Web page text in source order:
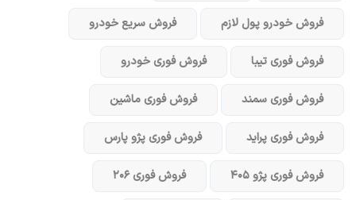
فروش خودرو پول لازم فروش سریع خودرو
فروش فوری تیبا فروش فوری خودرو
فروش فوری سمند فروش فوری ماشین
فروش فوری پراید فروش فوری پژو پارس
فروش فوری پژو ۴۰۵ فروش فوری ۲۰۶